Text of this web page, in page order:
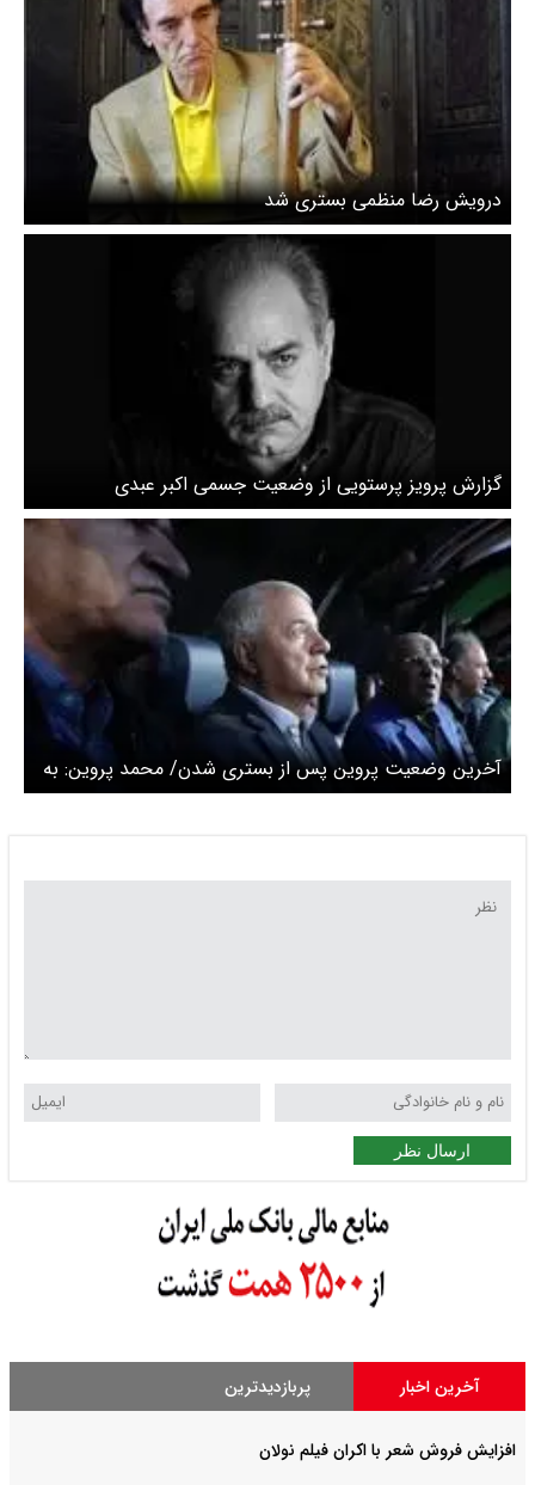
درویش رضا منظمی بستری شد
گزارش پرویز پرستویی از وضعیت جسمی اکبر عبدی
آخرین وضعیت پروین پس از بستری شدن/ محمد پروین: به
زودی مرخص می‌شود
ارسال نظر
آخرین اخبار پربازدیدترین
افزایش فروش شعر با اکران فیلم نولان